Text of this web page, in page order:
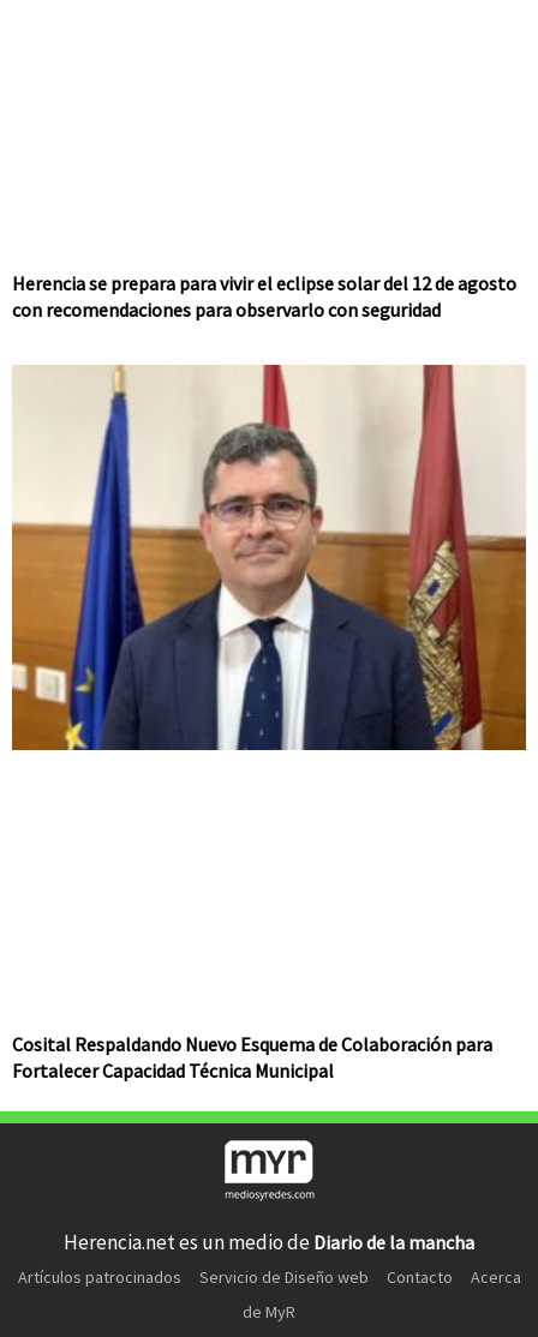
Herencia se prepara para vivir el eclipse solar del 12 de agosto
con recomendaciones para observarlo con seguridad
Cosital Respaldando Nuevo Esquema de Colaboración para
Fortalecer Capacidad Técnica Municipal
Herencia.net es un medio de Diario de la mancha
Artículos patrocinados Servicio de Diseño web Contacto
Acerca
de MyR